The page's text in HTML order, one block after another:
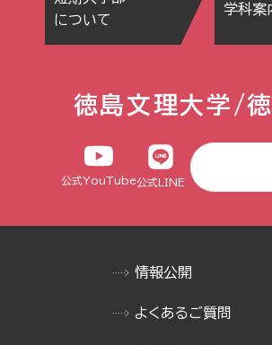
について
学科案
徳島文理大学/
公式YouTube公式LINE
情報公開
よくあるご質問